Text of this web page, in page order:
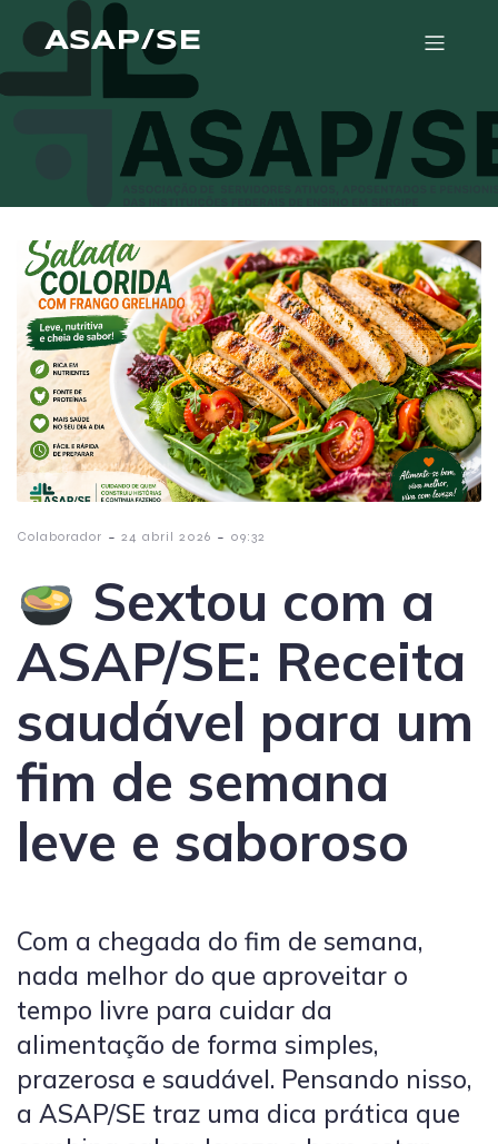
ASAP/SE
Colaborador - 24 abril 2026 - 09:32
Sextou com a
ASAP/SE: Receita
saudável para um
fim de semana
leve e saboroso
Com a chegada do fim de semana,
nada melhor do que aproveitar o
tempo livre para cuidar da
alimentação de forma simples,
prazerosa e saudável. Pensando nisso,
a ASAP/SE traz uma dica prática que